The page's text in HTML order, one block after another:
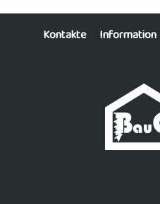
Kontakte Information